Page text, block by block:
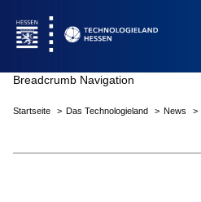
Breadcrumb Navigation
Startseite Das Technologieland News